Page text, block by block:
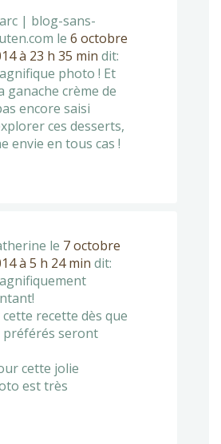
| blog-sans-
le 6 octobre
à 23 h 35 min dit:
photo ! Et
ganache crème de
encore saisi
ces desserts,
envie en tous cas !
le 7 octobre
à 5 h 24 min dit:
cette recette dès que
préférés seront
cette jolie
est très